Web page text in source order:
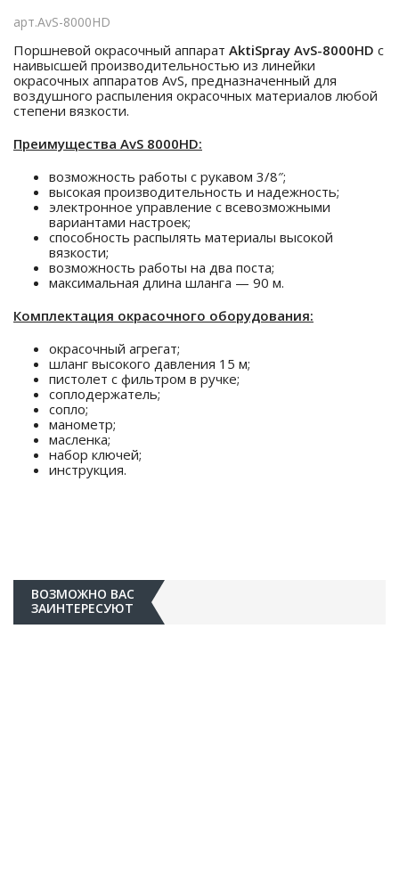
арт.AvS-8000HD
Поршневой окрасочный аппарат AktiSpray AvS-8000HD с
наивысшей производительностью из линейки
окрасочных аппаратов AvS, предназначенный для
воздушного распыления окрасочных материалов любой
степени вязкости.
Преимущества AvS 8000HD:
возможность работы с рукавом 3/8″;
высокая производительность и надежность;
электронное управление с всевозможными
вариантами настроек;
способность распылять материалы высокой
вязкости;
возможность работы на два поста;
максимальная длина шланга — 90 м.
Комплектация окрасочного оборудования:
окрасочный агрегат;
шланг высокого давления 15 м;
пистолет с фильтром в ручке;
соплодержатель;
сопло;
манометр;
масленка;
набор ключей;
инструкция.
ВОЗМОЖНО ВАС
ЗАИНТЕРЕСУЮТ